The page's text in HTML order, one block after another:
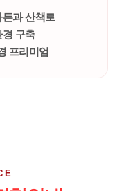
과 산책로
경 구축
프리미엄